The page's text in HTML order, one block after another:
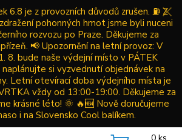
6.8 je z provozních důvodů zrušen. ⛽ Z
pohonných hmot jsme byli nuceni
rozvozu po Praze. Děkujeme za
📢 Upozornění na letní provoz: V
8. bude naše výdejní místo v PÁTEK
naplánujte si vyzvednutí objednávek na
Letní otevírací doba výdejního místa je
vždy od 13:00-19:00. Děkujeme za
krásné léto! 🌞 🔥🆕 Nově doručujeme
i na Slovensko Cool balíkem.
0 ks